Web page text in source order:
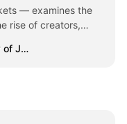
— examines the
rise of creators,
Reuters Institute for the Study of Journalism